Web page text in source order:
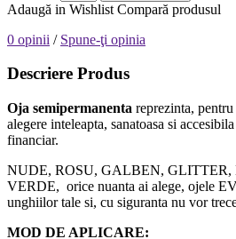
Adaugă in Wishlist Compară produsul
0 opinii / Spune-ţi opinia
Descriere Produs
Oja semipermanenta reprezinta,
alegere inteleapta, sanatoasa si
financiar.
NUDE, ROSU, GALBEN,
VERDE, orice nuanta ai alege, ojele
unghiilor tale si, cu siguranta nu vor
MOD DE APLICARE: